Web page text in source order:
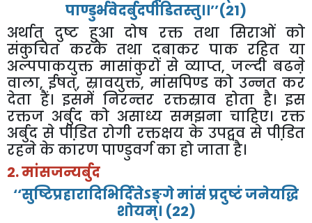
पाण्डुर्भवेदर्बुदपीडितस्तु।।’’(21)
अर्थात् दुष्ट हुआ दोष रक्त तथा सिराओं को
संकुचित करके तथा दबाकर पाक रहित या
अल्पपाकयुक्त मासांकुरों से व्याप्त, जल्दी बढऩे
वाला,ईषत्, स्रावयुक्त, मांसपिण्ड को उन्नत कर
देता हैं। इसमें निरन्तर रक्तस्राव होता है। इस
रक्तज अर्बुद को असाध्य समझना चाहिए। रक्त
अर्बुद से पीडि़त रोगी रक्तक्षय के उपद्वव से पीडि़त
रहनेकेकारणपाण्डुवर्गकाहोजाताहै।
2.मांसजन्यर्बुद
‘‘सुष्टिप्रहारादिभिर्दितेऽङ्गेमांसंप्रदुष्टंजनेयद्धि
शोयम्। (22)